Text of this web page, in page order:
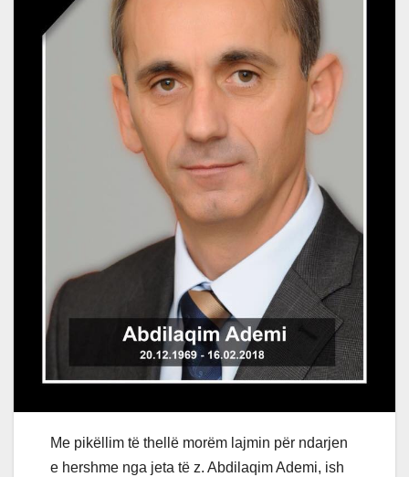
Me pikëllim të thellë morëm lajmin për ndarjen
e hershme nga jeta të z. Abdilaqim Ademi, ish